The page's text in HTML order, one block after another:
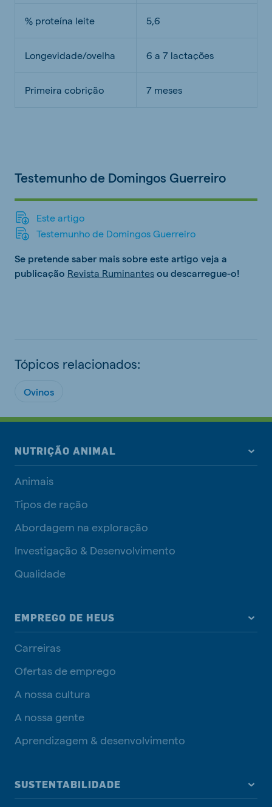
% proteína leite 5,6
Longevidade/ovelha 6 a 7 lactações
Primeira cobrição 7 meses
Testemunho de Domingos Guerreiro
Este artigo
Testemunho de Domingos Guerreiro
Se pretende saber mais sobre este artigo veja a
publicação Revista Ruminantes ou descarregue-o!
Tópicos relacionados:
Ovinos
NUTRIÇÃO ANIMAL
Animais
Tipos de ração
Abordagem na exploração
Investigação & Desenvolvimento
Qualidade
EMPREGO DE HEUS
Carreiras
Ofertas de emprego
A nossa cultura
A nossa gente
Aprendizagem & desenvolvimento
SUSTENTABILIDADE